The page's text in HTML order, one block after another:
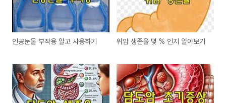
인공눈물 부작용 알고 사용하기 위암 생존율 몇 % 인지 알아보기